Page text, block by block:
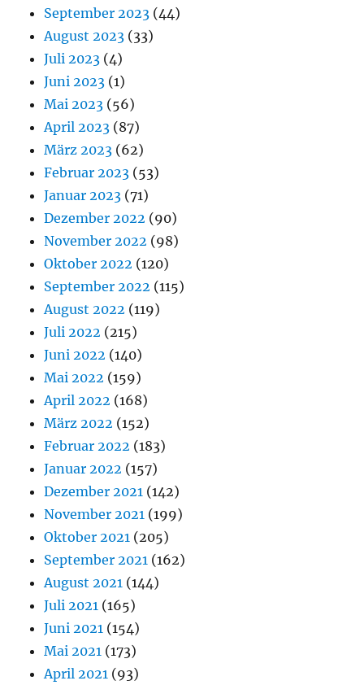
September 2023 (44)
August 2023 (33)
Juli 2023 (4)
Juni 2023 (1)
Mai 2023 (56)
April 2023 (87)
März 2023 (62)
Februar 2023 (53)
Januar 2023 (71)
Dezember 2022 (90)
November 2022 (98)
Oktober 2022 (120)
September 2022 (115)
August 2022 (119)
Juli 2022 (215)
Juni 2022 (140)
Mai 2022 (159)
April 2022 (168)
März 2022 (152)
Februar 2022 (183)
Januar 2022 (157)
Dezember 2021 (142)
November 2021 (199)
Oktober 2021 (205)
September 2021 (162)
August 2021 (144)
Juli 2021 (165)
Juni 2021 (154)
Mai 2021 (173)
April 2021 (93)